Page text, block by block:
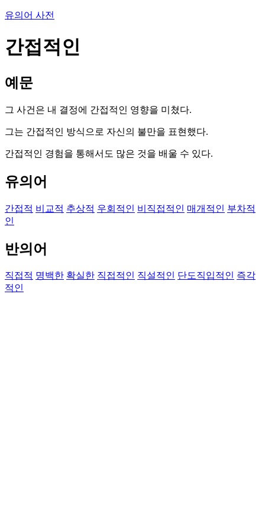
유의어 사전
간접적인
예문
그 사건은 내 결정에 간접적인 영향을 미쳤다.
그는 간접적인 방식으로 자신의 불만을 표현했다.
간접적인 경험을 통해서도 많은 것을 배울 수 있다.
유의어
간접적 비교적 추상적 우회적인 비직접적인 매개적인 부차적
인
반의어
직접적 명백한 확실한 직접적인 직설적인 단도직입적인 즉각
적인